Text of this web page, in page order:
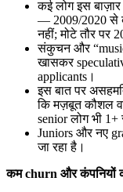
कई लोग इस
— 2009/2020 से
नहीं; मोटे तौर पर
संकुचन और
खासकर
applicants।
इस बात पर
कि मज़बूत कौशल
senior लोग भी
Juniors और नए
जा रहा है।
कम churn और कंपनियों